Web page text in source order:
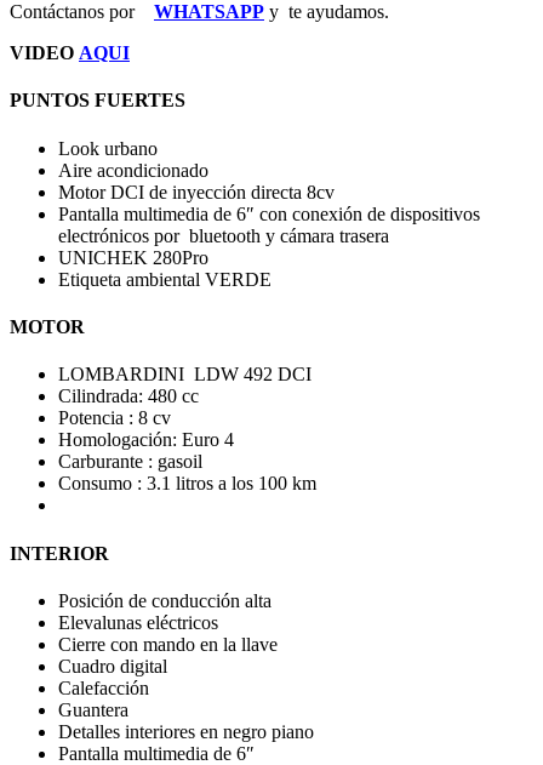
Contáctanos por
WHATSAPP y te ayudamos.
VIDEO AQUI
PUNTOS FUERTES
Look urbano
Aire acondicionado
Motor DCI de inyección directa 8cv
Pantalla multimedia de 6″ con conexión de dispositivos
electrónicos por bluetooth y cámara trasera
UNICHEK 280Pro
Etiqueta ambiental VERDE
MOTOR
LOMBARDINI LDW 492 DCI
Cilindrada: 480 cc
Potencia : 8 cv
Homologación: Euro 4
Carburante : gasoil
Consumo : 3.1 litros a los 100 km
INTERIOR
Posición de conducción alta
Elevalunas eléctricos
Cierre con mando en la llave
Cuadro digital
Calefacción
Guantera
Detalles interiores en negro piano
Pantalla multimedia de 6″